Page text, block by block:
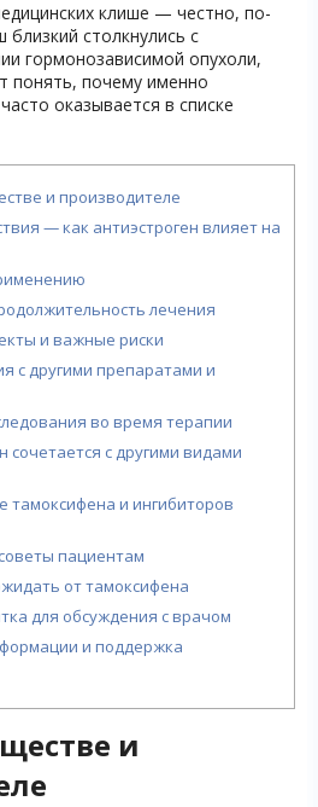
клише — честно, по-
столкнулись с
гормонозависимой опухоли,
понять, почему именно
оказывается в списке
и производителе
— как антиэстроген влияет на
лечения
и важные риски
с другими препаратами и
во время терапии
сочетается с другими видами
тамоксифена и ингибиторов
пациентам
от тамоксифена
для обсуждения с врачом
и поддержка
и